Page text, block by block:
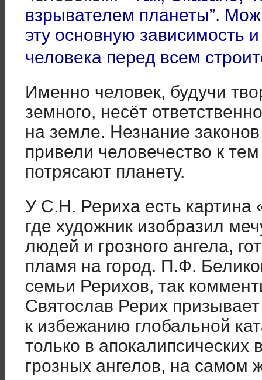
взрывателем планеты”.
эту основную зависимость
человека перед всем
Именно человек, будучи
земного, несёт
на земле. Незнание
привели человечество к
потрясают планету.
У С.Н. Рериха есть картина
где художник изобразил
людей и грозного ангела,
пламя на город. П.Ф.
семьи Рерихов, так
Святослав Рерих
к избежанию глобальной
только в апокалипсических
грозных ангелов, на самом